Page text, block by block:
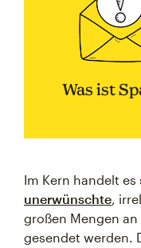
Was ist
Im Kern handelt
unerwünschte,
großen Mengen
gesendet werden.